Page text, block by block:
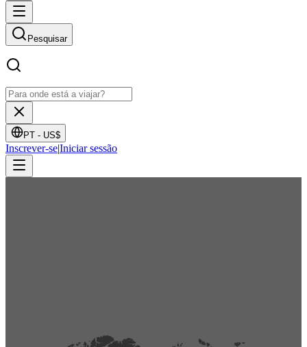
Pesquisar
PT - US$
Inscrever-se|Iniciar sessão